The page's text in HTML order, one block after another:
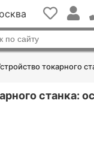
токарного
станка: